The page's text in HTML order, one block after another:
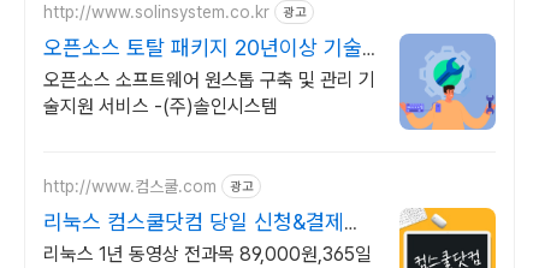
http://www.solinsystem.co.kr 광고
오픈소스 토탈 패키지 20년이상 기술
지원 노하우
오픈소스 소프트웨어 원스톱 구축 및 관리 기
술지원 서비스 -(주)솔인시스템
http://www.컴스쿨.com 광고
리눅스 컴스쿨닷컴 당일 신청&결제시
기프티콘!
리눅스 1년 동영상 전과목 89,000원,365일